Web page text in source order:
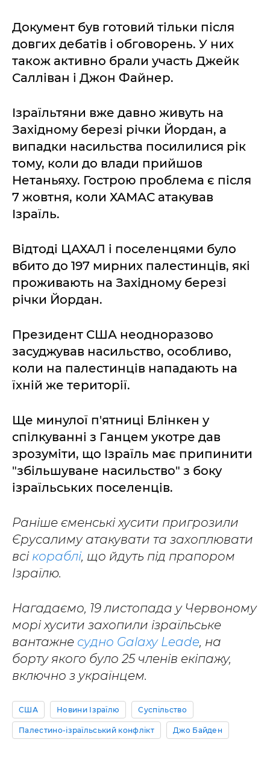
Документ був готовий тільки після
довгих дебатів і обговорень. У них
також активно брали участь Джейк
Салліван і Джон Файнер.
Ізраїльтяни вже давно живуть на
Західному березі річки Йордан, а
випадки насильства посилилися рік
тому, коли до влади прийшов
Нетаньяху. Гострою проблема є після
7 жовтня, коли ХАМАС атакував
Ізраїль.
Відтоді ЦАХАЛ і поселенцями було
вбито до 197 мирних палестинців, які
проживають на Західному березі
річки Йордан.
Президент США неодноразово
засуджував насильство, особливо,
коли на палестинців нападають на
їхній же території.
Ще минулої п'ятниці Блінкен у
спілкуванні з Ганцем укотре дав
зрозуміти, що Ізраїль має припинити
"збільшуване насильство" з боку
ізраїльських поселенців.
Раніше єменські хусити пригрозили
Єрусалиму атакувати та захоплювати
всі кораблі, що йдуть під прапором
Ізраїлю.
Нагадаємо, 19 листопада у Червоному
морі хусити захопили ізраїльське
вантажне судно Galaxy Leade, на
борту якого було 25 членів екіпажу,
включно з українцем.
США Новини Ізраїлю Суспільство
Палестино-ізраїльський конфлікт Джо Байден